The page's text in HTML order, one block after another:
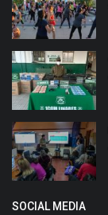
SOCIAL MEDIA